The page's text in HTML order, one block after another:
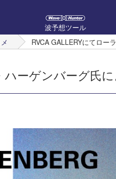
波予想ツール
RVCA GALLERYにてロー
ハーゲンバーグ氏